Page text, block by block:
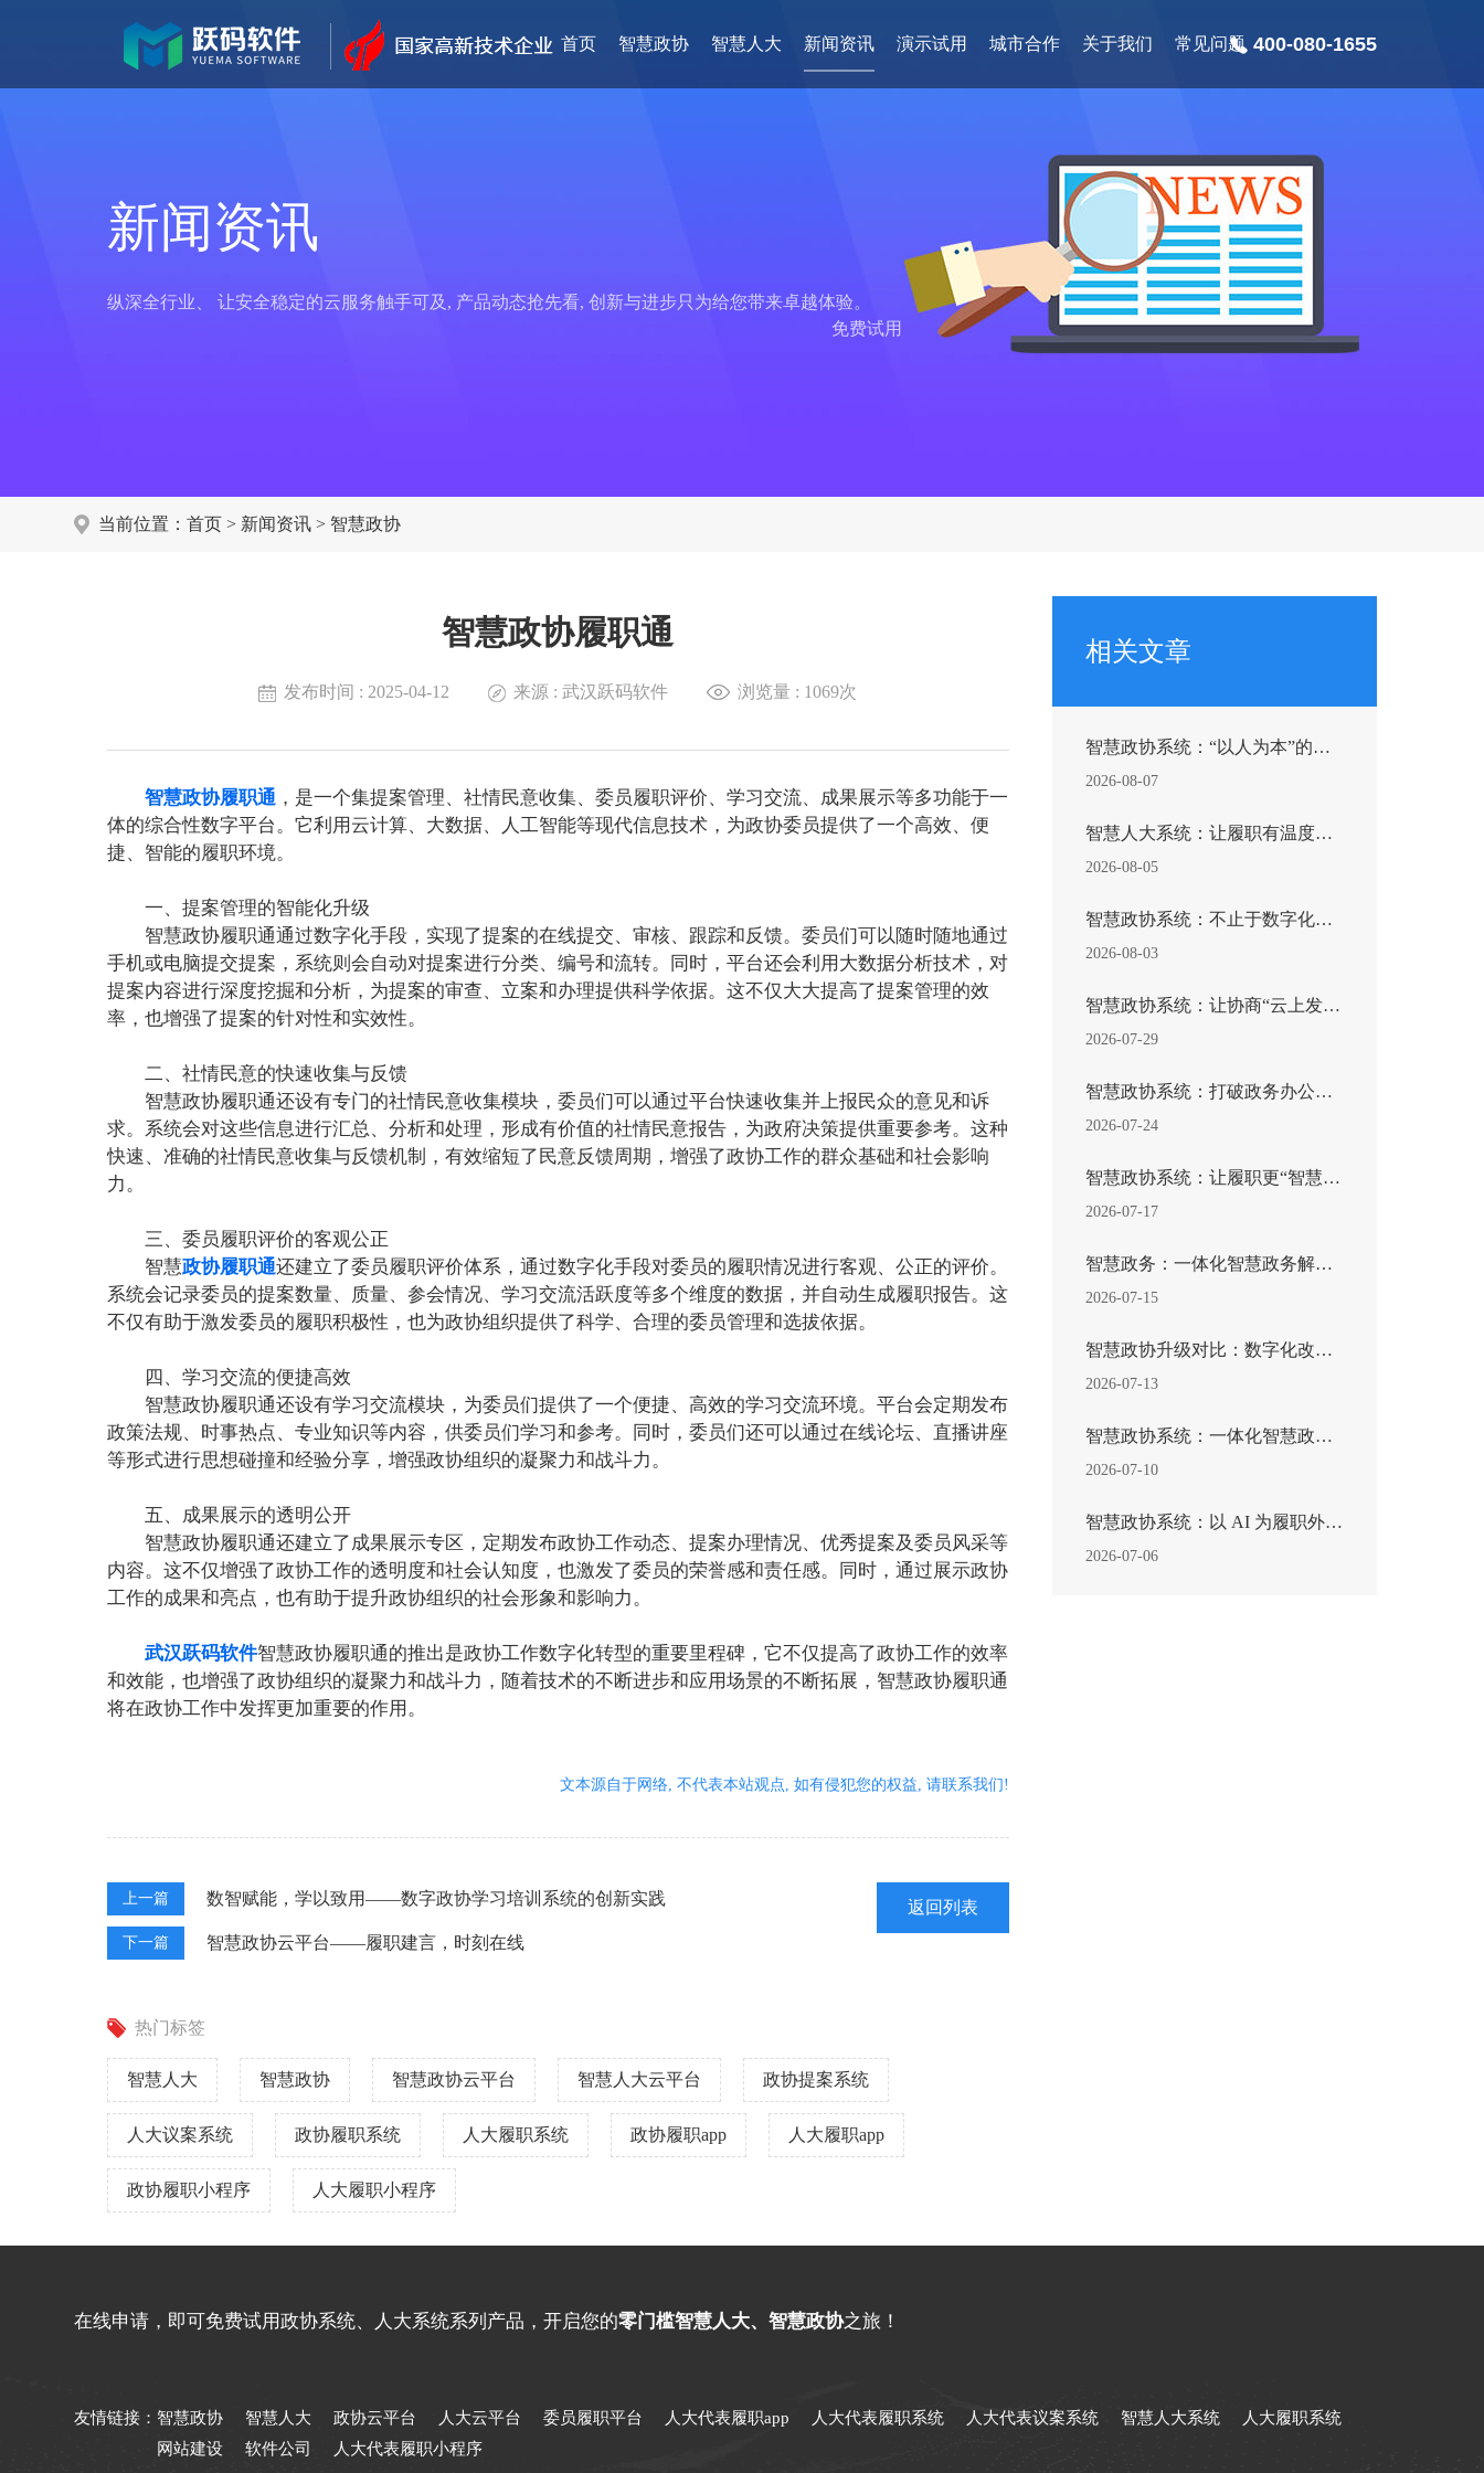
400-080-1655
首页 智慧政协 智慧人大 新闻资讯 演示试用 城市合作 关于我们 常见问题
新闻资讯
纵深全行业、 让安全稳定的云服务触手可及, 产品动态抢先看, 创新与进步只为给您带来卓越体验。
免费试用
当前位置：首页 > 新闻资讯 > 智慧政协
智慧政协履职通
发布时间 : 2025-04-12 来源 : 武汉跃码软件 浏览量 : 1069次
智慧政协履职通 ，是一个集提案管理、社情民意收集、委员履职评价、学习交流、成果展示等多功能于一
体的综合性数字平台。它利用云计算、大数据、人工智能等现代信息技术，为政协委员提供了一个高效、便
捷、智能的履职环境。
一、提案管理的智能化升级
智慧政协履职通通过数字化手段，实现了提案的在线提交、审核、跟踪和反馈。委员们可以随时随地通过
手机或电脑提交提案，系统则会自动对提案进行分类、编号和流转。同时，平台还会利用大数据分析技术，对
提案内容进行深度挖掘和分析，为提案的审查、立案和办理提供科学依据。这不仅大大提高了提案管理的效
率，也增强了提案的针对性和实效性。
二、社情民意的快速收集与反馈
智慧政协履职通还设有专门的社情民意收集模块，委员们可以通过平台快速收集并上报民众的意见和诉
求。系统会对这些信息进行汇总、分析和处理，形成有价值的社情民意报告，为政府决策提供重要参考。这种
快速、准确的社情民意收集与反馈机制，有效缩短了民意反馈周期，增强了政协工作的群众基础和社会影响
力。
三、委员履职评价的客观公正
智慧政协履职通还建立了委员履职评价体系，通过数字化手段对委员的履职情况进行客观、公正的评价。
系统会记录委员的提案数量、质量、参会情况、学习交流活跃度等多个维度的数据，并自动生成履职报告。这
不仅有助于激发委员的履职积极性，也为政协组织提供了科学、合理的委员管理和选拔依据。
四、学习交流的便捷高效
智慧政协履职通还设有学习交流模块，为委员们提供了一个便捷、高效的学习交流环境。平台会定期发布
政策法规、时事热点、专业知识等内容，供委员们学习和参考。同时，委员们还可以通过在线论坛、直播讲座
等形式进行思想碰撞和经验分享，增强政协组织的凝聚力和战斗力。
五、成果展示的透明公开
智慧政协履职通还建立了成果展示专区，定期发布政协工作动态、提案办理情况、优秀提案及委员风采等
内容。这不仅增强了政协工作的透明度和社会认知度，也激发了委员的荣誉感和责任感。同时，通过展示政协
工作的成果和亮点，也有助于提升政协组织的社会形象和影响力。
武汉跃码软件智慧政协履职通的推出是政协工作数字化转型的重要里程碑，它不仅提高了政协工作的效率
和效能，也增强了政协组织的凝聚力和战斗力，随着技术的不断进步和应用场景的不断拓展，智慧政协履职通
将在政协工作中发挥更加重要的作用。
文本源自于网络, 不代表本站观点, 如有侵犯您的权益, 请联系我们!
上一篇 数智赋能，学以致用——数字政协学习培训系统的创新实践
下一篇 智慧政协云平台——履职建言，时刻在线
返回列表
热门标签
智慧人大 智慧政协 智慧政协云平台 智慧人大云平台 政协提案系统
人大议案系统 政协履职系统 人大履职系统 政协履职app 人大履职app
政协履职小程序 人大履职小程序
相关文章
智慧政协系统：“以人为本”的履职革新
2026-08-07
智慧人大系统：让履职有温度、监督有力度、民意有速度
2026-08-05
智慧政协系统：不止于数字化，重塑新时代协商履职新范...
2026-08-03
智慧政协系统：让协商“云上发声”，让履职突破边界
2026-07-29
智慧政协系统：打破政务办公惯性！重塑新时代政协履职...
2026-07-24
智慧政协系统：让履职更“智慧”，让协商更高效
2026-07-17
智慧政务：一体化智慧政务解决方案，打造高效便民数字...
2026-07-15
智慧政协升级对比：数字化改造给传统政协工作带来哪些...
2026-07-13
智慧政协系统：一体化智慧政协综合履职系统解决方案
2026-07-10
智慧政协系统：以 AI 为履职外脑，让民意建言落地有声
2026-07-06
在线申请，即可免费试用政协系统、人大系统系列产品，开启您的零门槛智慧人大、智慧政协之旅！
友情链接： 智慧政协 智慧人大 政协云平台 人大云平台 委员履职平台 人大代表履职app 人大代表履职系统 人大代表议案系统 智慧人大系统
人大履职系统
网站建设
软件公司 人大代表履职小程序